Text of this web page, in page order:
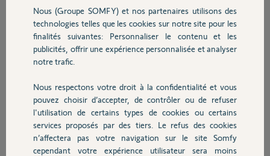
Sécurité
Domotique
Chauffage
Autres produits
dans la fermeture totale des volet et connaitre sa position ouverte ou
fermée. Quel matériel et branchement me faut-il ?
j'ai regard IZYMO VR mais je ne vois pas comment faire.
Bonnes fêtes
Merci,
Jean Pierre D.
il y a plus d'un an
Participer au fil de discussion
Nous (Groupe SOMFY) et nos partenaires utilisons des
technologies telles que les cookies sur notre site pour les
finalités suivantes: Personnaliser le contenu et les
publicités, offrir une expérience personnalisée et analyser
notre trafic.
Nous respectons votre droit à la confidentialité et vous
pouvez choisir d’accepter, de contrôler ou de refuser
l'utilisation de certains types de cookies ou certains
services proposés par des tiers. Le refus des cookies
n’affectera pas votre navigation sur le site Somfy
cependant votre expérience utilisateur sera moins